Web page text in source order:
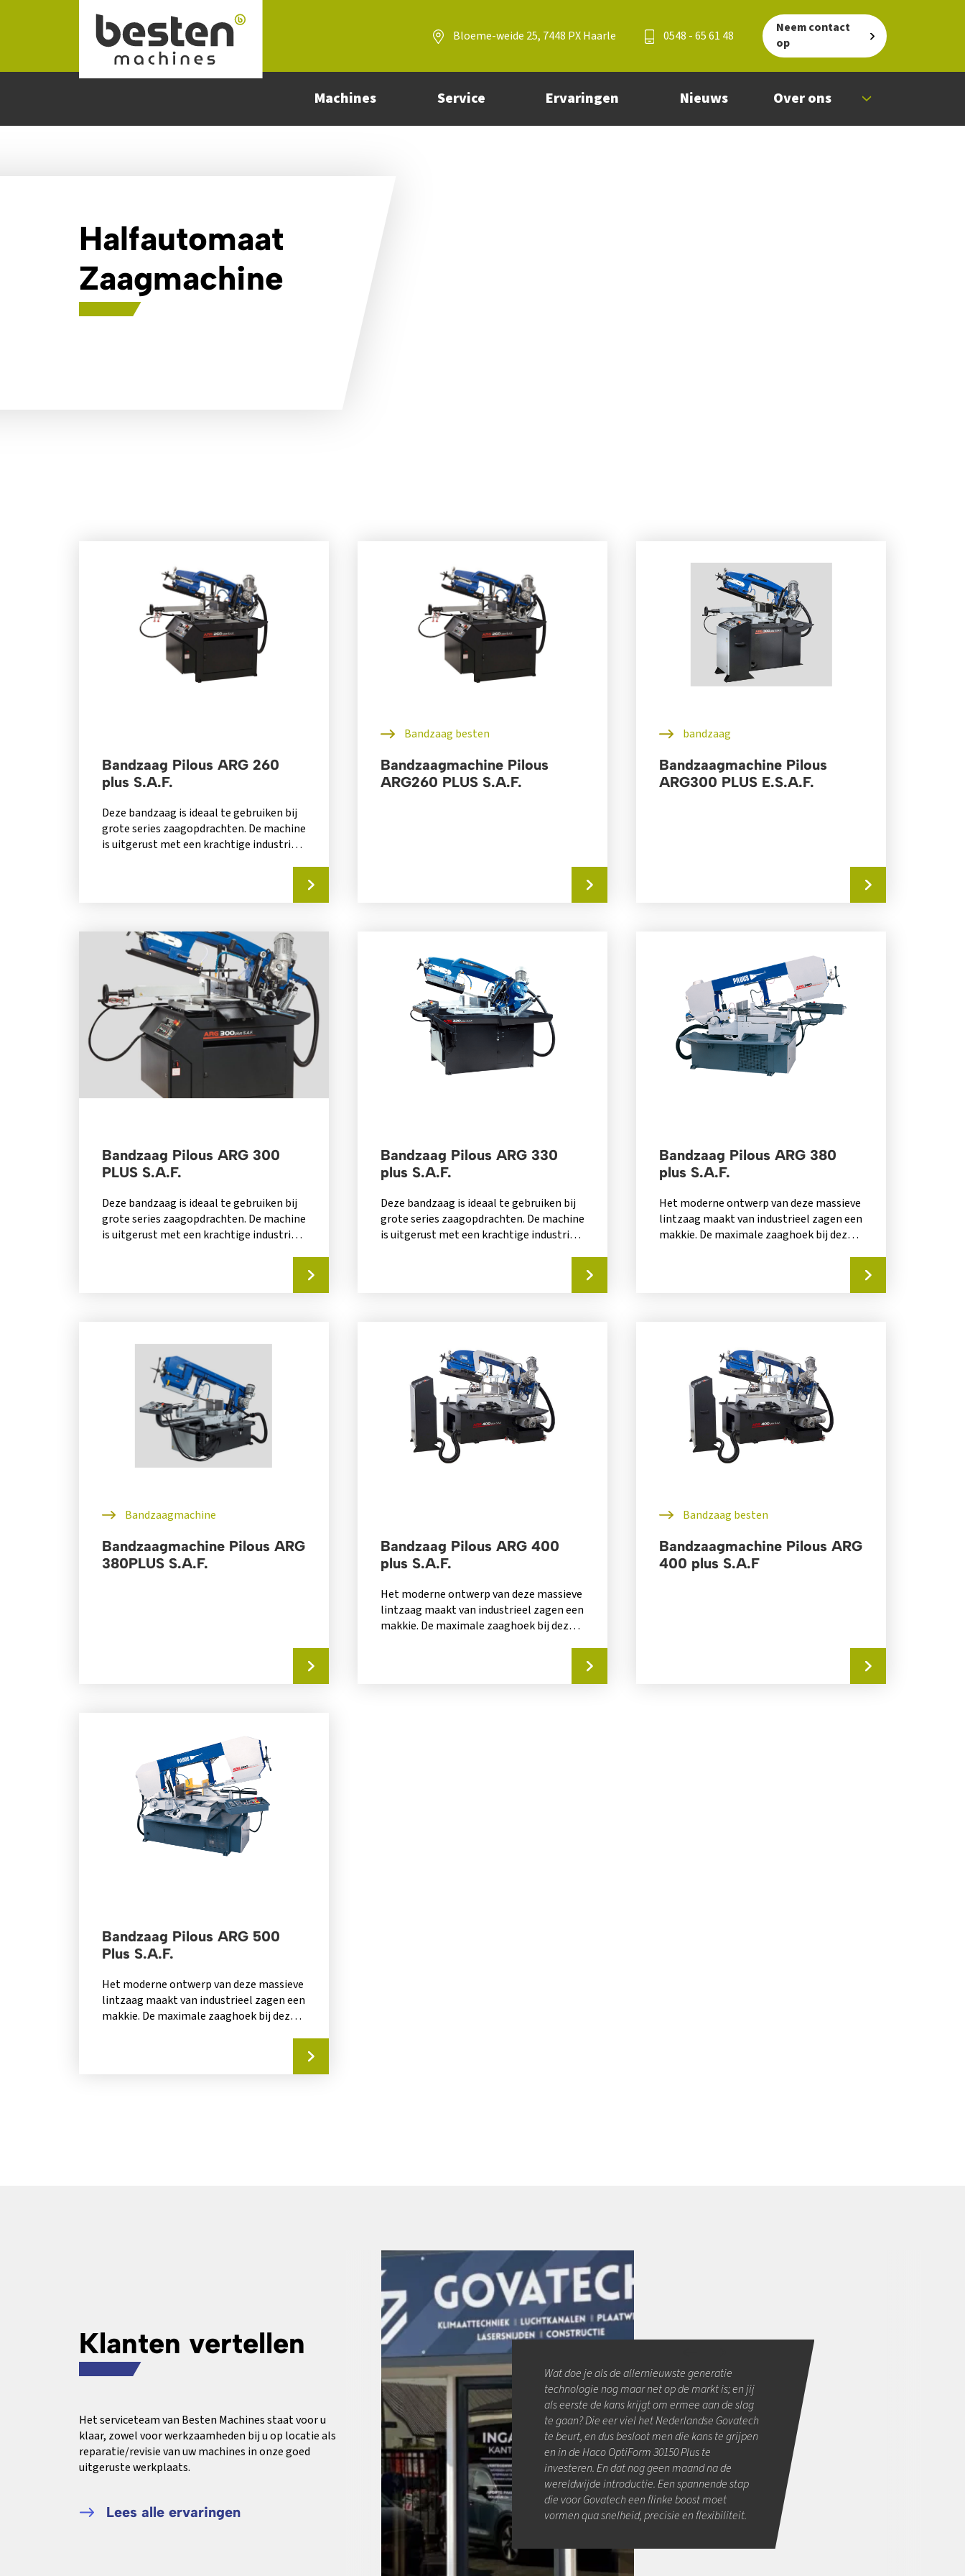
Naar hoofdinhoud
Bloeme-weide 25, 7448 PX Haarle 0548 - 65 61 48
Neem contact
op
Machines Service Ervaringen Nieuws Over ons
Halfautomaat
Zaagmachine
Bandzaag Pilous ARG 260
plus S.A.F.
Deze bandzaag is ideaal te gebruiken bij
grote series zaagopdrachten. De machine
is uitgerust met een krachtige industriële
Bandzaag besten
Bandzaagmachine Pilous
ARG260 PLUS S.A.F.
bandzaag
Bandzaagmachine Pilous
ARG300 PLUS E.S.A.F.
Bandzaag Pilous ARG 300
PLUS S.A.F.
Deze bandzaag is ideaal te gebruiken bij
grote series zaagopdrachten. De machine
is uitgerust met een krachtige industriële
Bandzaag Pilous ARG 330
plus S.A.F.
Deze bandzaag is ideaal te gebruiken bij
grote series zaagopdrachten. De machine
is uitgerust met een krachtige industriële
Bandzaag Pilous ARG 380
plus S.A.F.
Het moderne ontwerp van deze massieve
lintzaag maakt van industrieel zagen een
makkie. De maximale zaaghoek bij deze
Bandzaagmachine
Bandzaagmachine Pilous ARG
380PLUS S.A.F.
Bandzaag Pilous ARG 400
plus S.A.F.
Het moderne ontwerp van deze massieve
lintzaag maakt van industrieel zagen een
makkie. De maximale zaaghoek bij deze
Bandzaag besten
Bandzaagmachine Pilous ARG
400 plus S.A.F
Bandzaag Pilous ARG 500
Plus S.A.F.
Het moderne ontwerp van deze massieve
lintzaag maakt van industrieel zagen een
makkie. De maximale zaaghoek bij deze
Klanten vertellen
Het serviceteam van Besten Machines staat voor u
klaar, zowel voor werkzaamheden bij u op locatie als
reparatie/revisie van uw machines in onze goed
uitgeruste werkplaats.
Lees alle ervaringen
Wat doe je als de allernieuwste generatie
technologie nog maar net op de markt is; en jij
als eerste de kans krijgt om ermee aan de slag
te gaan? Die eer viel het Nederlandse Govatech
te beurt, en dus besloot men die kans te grijpen
en in de Haco OptiForm 30150 Plus te
investeren. En dat nog geen maand na de
wereldwijde introductie. Een spannende stap
die voor Govatech een flinke boost moet
vormen qua snelheid, precisie en flexibiliteit.